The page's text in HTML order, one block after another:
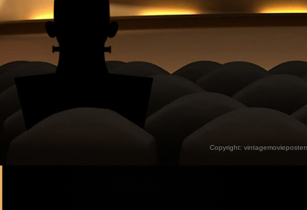
Copyright: